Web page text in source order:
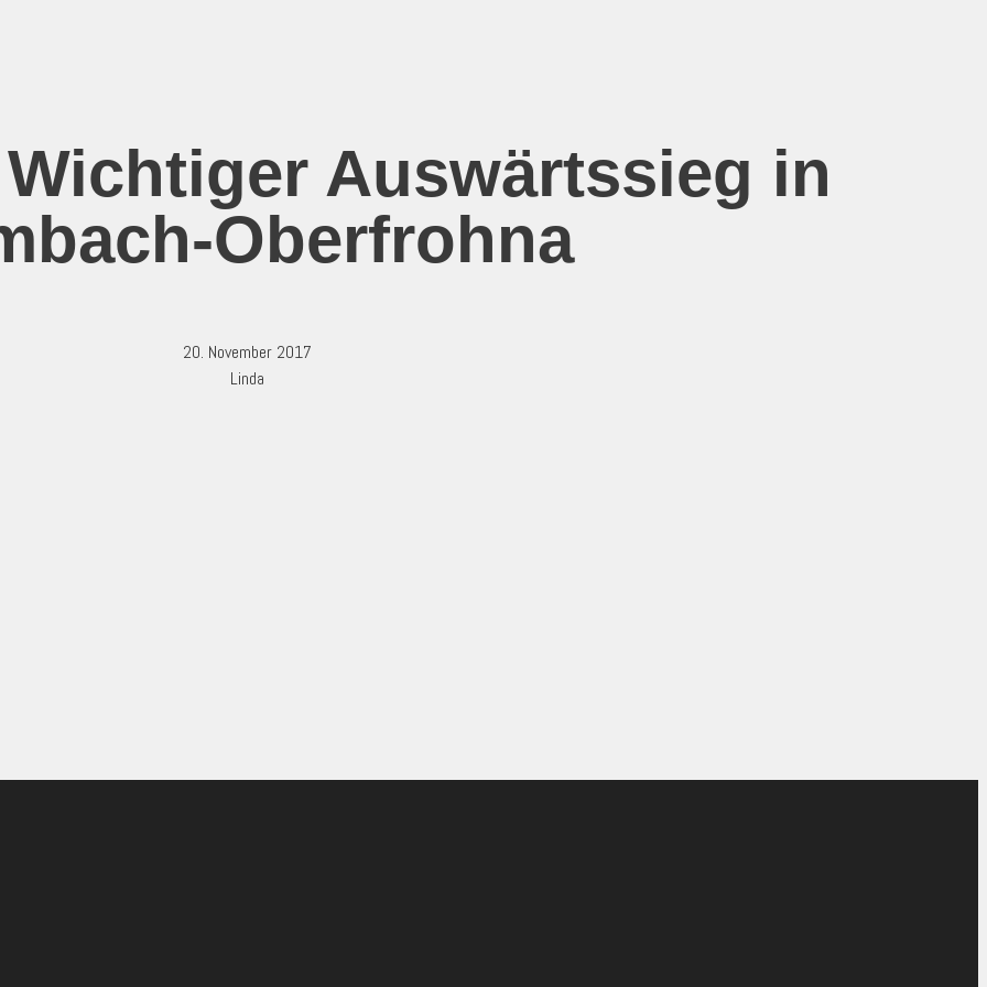
Auswärtssieg in
Oberfrohna
20. November 2017
Linda